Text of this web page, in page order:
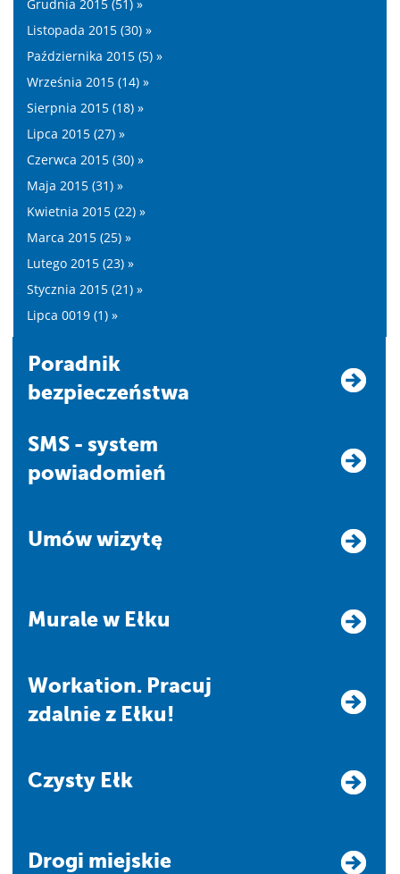
Grudnia 2015 (51) »
Listopada 2015 (30) »
Października 2015 (5) »
Września 2015 (14) »
Sierpnia 2015 (18) »
Lipca 2015 (27) »
Czerwca 2015 (30) »
Maja 2015 (31) »
Kwietnia 2015 (22) »
Marca 2015 (25) »
Lutego 2015 (23) »
Stycznia 2015 (21) »
Lipca 0019 (1) »
Poradnik
bezpieczeństwa
SMS - system
powiadomień
Umów wizytę
Murale w Ełku
Workation. Pracuj
zdalnie z Ełku!
Czysty Ełk
Drogi miejskie